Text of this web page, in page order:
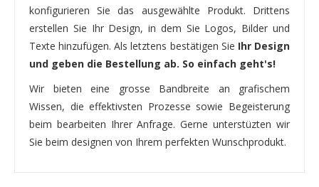
konfigurieren Sie das ausgewählte Produkt. Drittens
erstellen Sie Ihr Design, in dem Sie Logos, Bilder und
Texte hinzufügen. Als letztens bestätigen Sie Ihr Design
und geben die Bestellung ab. So einfach geht's!
Wir bieten eine grosse Bandbreite an grafischem
Wissen, die effektivsten Prozesse sowie Begeisterung
beim bearbeiten Ihrer Anfrage. Gerne unterstüzten wir
Sie beim designen von Ihrem perfekten Wunschprodukt.